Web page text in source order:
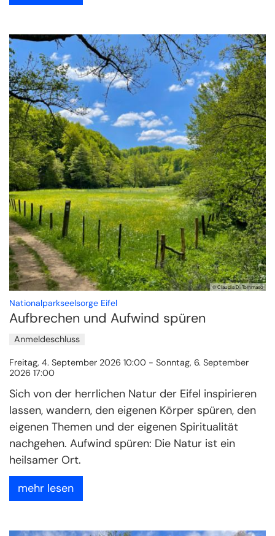
© Claudia Di Tommaso
Nationalparkseelsorge Eifel:
Aufbrechen und Aufwind spüren
Anmeldeschluss
Freitag, 4. September 2026 10:00 - Sonntag, 6. September
2026 17:00
Sich von der herrlichen Natur der Eifel inspirieren
lassen, wandern, den eigenen Körper spüren, den
eigenen Themen und der eigenen Spiritualität
nachgehen. Aufwind spüren: Die Natur ist ein
heilsamer Ort.
mehr lesen